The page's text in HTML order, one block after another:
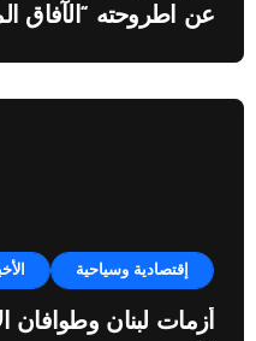
عن اطروحته “الآفاق
إقتصادية وسياحية
أزمات لبنان وطوافان